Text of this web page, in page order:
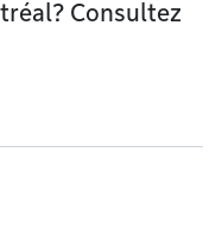
Consultez